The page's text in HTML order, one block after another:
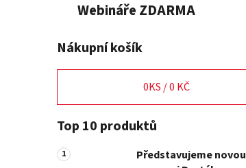
Webináře ZDARMA
Nákupní košík
0KS /0 KČ
Top 10 produktů
Představujeme novou